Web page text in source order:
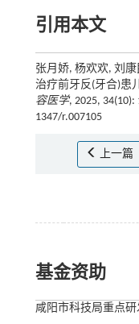
引用本文
张月娇, 杨欢欢, 刘
治疗前牙反(牙合)患
容医学, 2025, 34(10):
1347/r.007105
上一篇
基金资助
咸阳市科技局重点研